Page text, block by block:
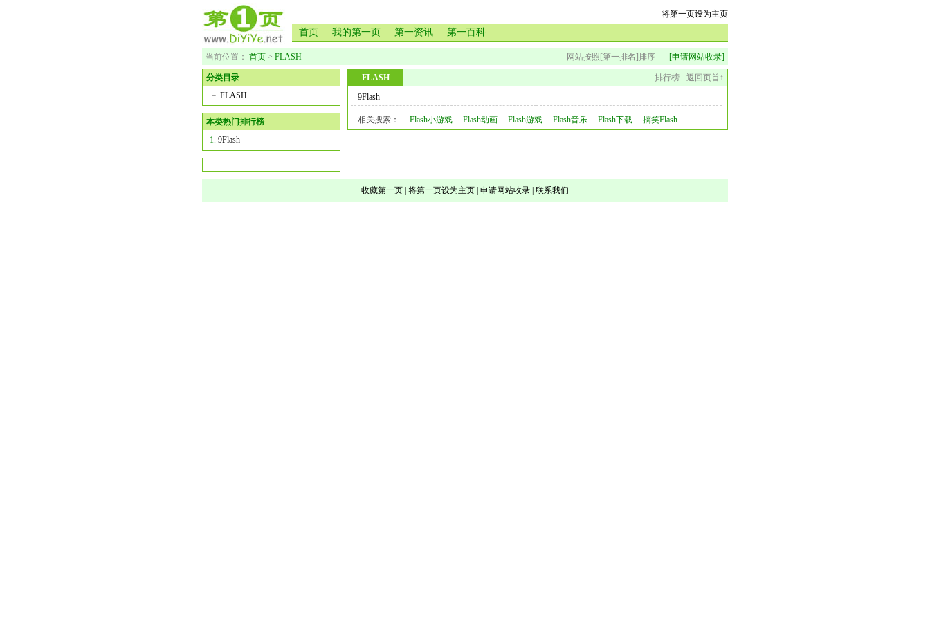
将第一页设为主页
首页 我的第一页 第一资讯 第一百科
当前位置： 首页 > FLASH [申请网站收录]
网站按照[第一排名]排序
分类目录
－ FLASH
本类热门排行榜
1. 9Flash
FLASH 返回页首↑
排行榜
9Flash
相关搜索： Flash小游戏 Flash动画 Flash游戏 Flash音乐 Flash下载 搞笑Flash
收藏第一页 将第一页设为主页 申请网站收录 联系我们